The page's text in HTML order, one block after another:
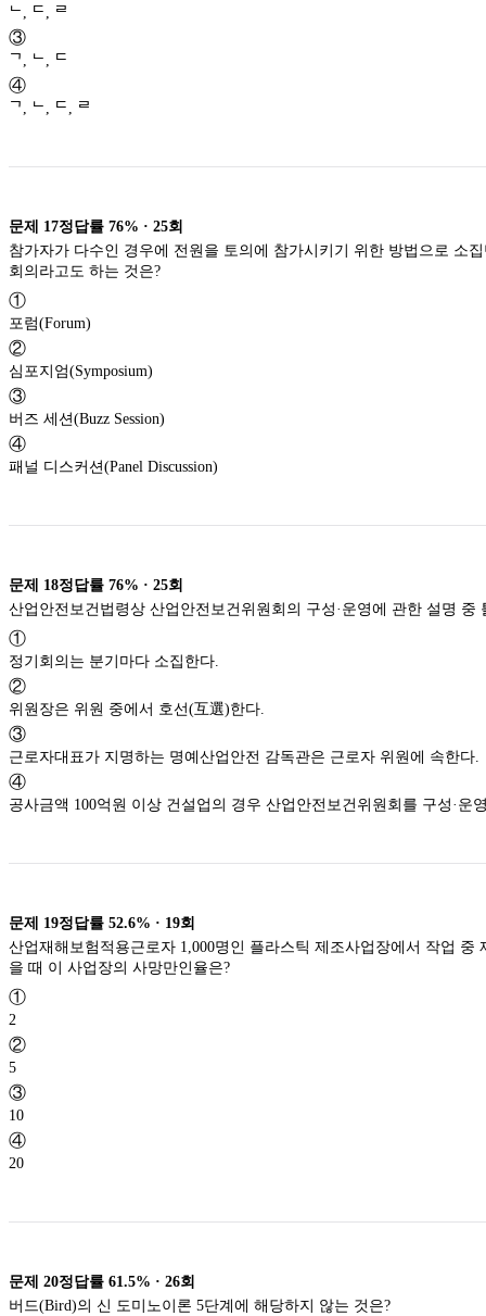
ᄂ, ᄃ, ᄅ
③
ᄀ, ᄂ, ᄃ
④
ᄀ, ᄂ, ᄃ, ᄅ
문제 17정답률 76% · 25회
참가자가 다수인 경우에 전원을 토의에 참가시키기 위한 방법으로 소
회의라고도 하는 것은?
①
포럼(Forum)
②
심포지엄(Symposium)
③
버즈 세션(Buzz Session)
④
패널 디스커션(Panel Discussion)
문제 18정답률 76% · 25회
산업안전보건법령상 산업안전보건위원회의 구성·운영에 관한 설명 중
①
정기회의는 분기마다 소집한다.
②
위원장은 위원 중에서 호선(互選)한다.
③
근로자대표가 지명하는 명예산업안전 감독관은 근로자 위원에 속한다.
④
공사금액 100억원 이상 건설업의 경우 산업안전보건위원회를 구성·운
문제 19정답률 52.6% · 19회
산업재해보험적용근로자 1,000명인 플라스틱 제조사업장에서 작업 중
을 때 이 사업장의 사망만인율은?
①
2
②
5
③
10
④
20
문제 20정답률 61.5% · 26회
버드(Bird)의 신 도미노이론 5단계에 해당하지 않는 것은?